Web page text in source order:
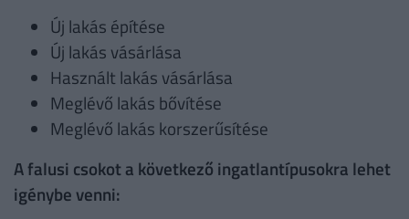
Új lakás építése
Új lakás vásárlása
Használt lakás vásárlása
Meglévő lakás bővítése
Meglévő lakás korszerűsítése
A falusi csokot a következő ingatlantípusokra lehet
igénybe venni: